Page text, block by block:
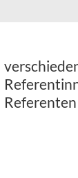
Referenten